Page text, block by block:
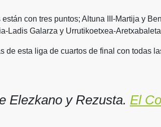
con tres puntos; Altuna III-Martija y
Ladis Galarza y Urrutikoetxea-
de esta liga de cuartos de final con todas
Elezkano y Rezusta. El